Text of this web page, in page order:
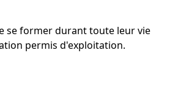
se former durant toute leur vie
permis d'exploitation.